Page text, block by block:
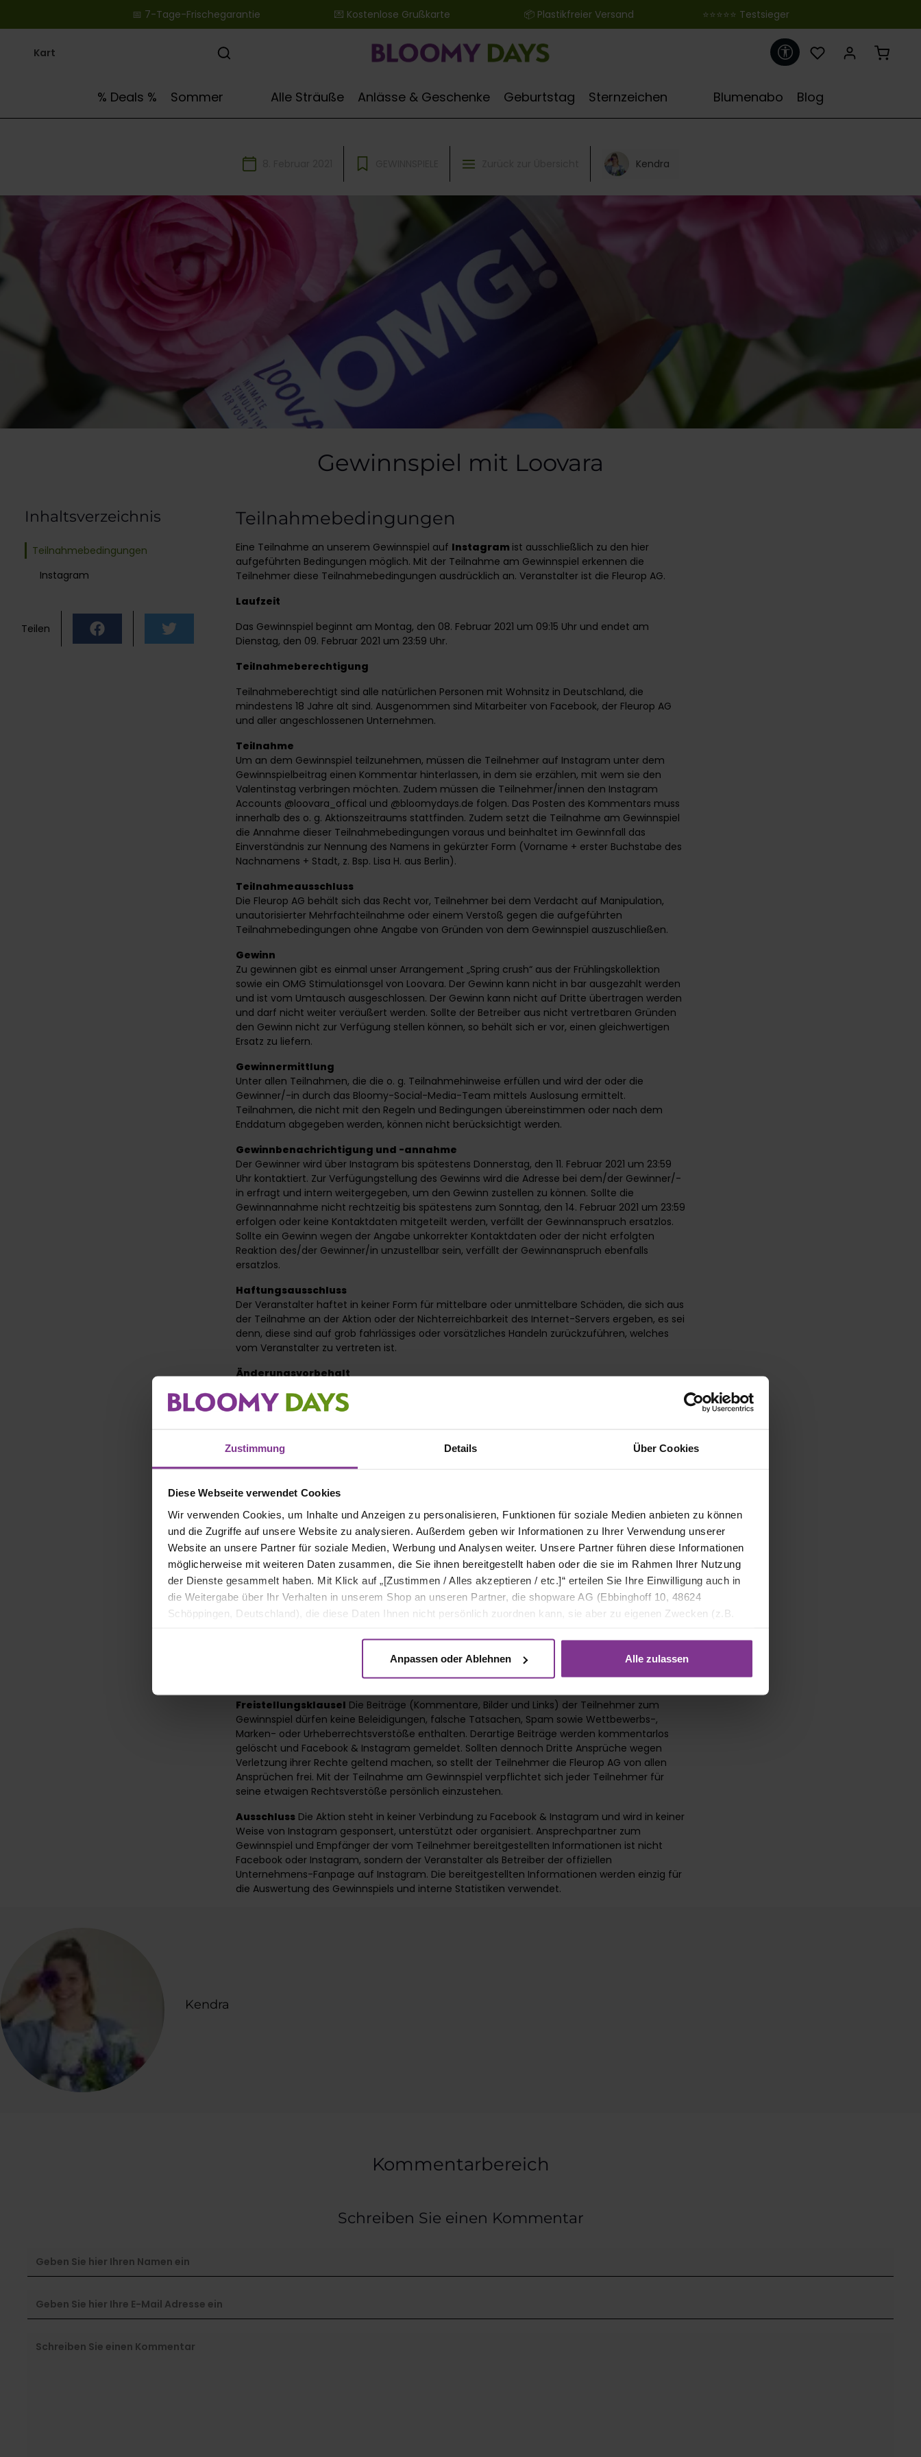
Zustimmung Details Über Cookies
Diese Webseite verwendet Cookies
Wir verwenden Cookies, um Inhalte und Anzeigen zu personalisieren, Funktionen für soziale Medien anbieten zu können
und die Zugriffe auf unsere Website zu analysieren. Außerdem geben wir Informationen zu Ihrer Verwendung unserer
Website an unsere Partner für soziale Medien, Werbung und Analysen weiter. Unsere Partner führen diese Informationen
möglicherweise mit weiteren Daten zusammen, die Sie ihnen bereitgestellt haben oder die sie im Rahmen Ihrer Nutzung
der Dienste gesammelt haben. Mit Klick auf „[Zustimmen / Alles akzeptieren / etc.]“ erteilen Sie Ihre Einwilligung auch in
die Weitergabe über Ihr Verhalten in unserem Shop an unseren Partner, die shopware AG (Ebbinghoff 10, 48624
Schöppingen, Deutschland), die diese Daten Ihnen nicht persönlich zuordnen kann, sie aber zu eigenen Zwecken (z.B.
Anpassen oder Ablehnen Alle zulassen
Zur Hauptnavigation springen
📅 7-Tage-Frischegarantie ‎ ‎ ‎ ‎ ‎ ‎ ‎ ‎ ‎ ‎ ‎ ‎ ‎ ‎ ‎ ‎ ‎ ‎ ‎ ‎ ‎ ‎ ‎ ‎ ‎ ‎ 💌 Kostenlose Grußkarte ‎ ‎ ‎ ‎ ‎ ‎ ‎ ‎ ‎ ‎ ‎ ‎ ‎ ‎ ‎ ‎ ‎ ‎ ‎ ‎ ‎ ‎ ‎ ‎ ‎ ‎ 📦 Plastikfreier Versand ‎ ‎ ‎ ‎ ‎ ‎ ‎ ‎ ‎ ‎ ‎ ‎ ‎ ‎ ‎ ‎ ‎ ‎ ‎ ‎ ‎ ‎ ‎ ‎ ‎⭐⭐⭐⭐⭐ Testsieger
Werkzeugleiste anzeigen
% Deals % Sommer Alle Sträuße Anlässe & Geschenke Geburtstag Sternzeichen Blumenabo Blog
Kendra
Gewinnspiel mit Loovara
Inhaltsverzeichnis
Teilnahmebedingungen
Instagram
Teilen
Teilnahmebedingungen
Eine Teilnahme an unserem Gewinnspiel auf Instagram ist ausschließlich zu den hier
aufgeführten Bedingungen möglich. Mit der Teilnahme am Gewinnspiel erkennen die
Teilnehmer diese Teilnahmebedingungen ausdrücklich an. Veranstalter ist die Fleurop AG.
Laufzeit
Das Gewinnspiel beginnt am Montag, den 08. Februar 2021 um 09:15 Uhr und endet am
Dienstag, den 09. Februar 2021 um 23:59 Uhr.
Teilnahmeberechtigung
Teilnahmeberechtigt sind alle natürlichen Personen mit Wohnsitz in Deutschland, die
mindestens 18 Jahre alt sind. Ausgenommen sind Mitarbeiter von Facebook, der Fleurop AG
und aller angeschlossenen Unternehmen.
Teilnahme
Um an dem Gewinnspiel teilzunehmen, müssen die Teilnehmer auf Instagram unter dem
Gewinnspielbeitrag einen Kommentar hinterlassen, in dem sie erzählen, mit wem sie den
Valentinstag verbringen möchten. Zudem müssen die Teilnehmer/innen den Instagram
Accounts @loovara_offical und @bloomydays.de folgen. Das Posten des Kommentars muss
innerhalb des o. g. Aktionszeitraums stattfinden. Zudem setzt die Teilnahme am Gewinnspiel
die Annahme dieser Teilnahmebedingungen voraus und beinhaltet im Gewinnfall das
Einverständnis zur Nennung des Namens in gekürzter Form (Vorname + erster Buchstabe des
Nachnamens + Stadt, z. Bsp. Lisa H. aus Berlin).
Teilnahmeausschluss
Die Fleurop AG behält sich das Recht vor, Teilnehmer bei dem Verdacht auf Manipulation,
unautorisierter Mehrfachteilnahme oder einem Verstoß gegen die aufgeführten
Teilnahmebedingungen ohne Angabe von Gründen von dem Gewinnspiel auszuschließen.
Gewinn
Zu gewinnen gibt es einmal unser Arrangement „Spring crush“ aus der Frühlingskollektion
sowie ein OMG Stimulationsgel von Loovara. Der Gewinn kann nicht in bar ausgezahlt werden
und ist vom Umtausch ausgeschlossen. Der Gewinn kann nicht auf Dritte übertragen werden
und darf nicht weiter veräußert werden. Sollte der Betreiber aus nicht vertretbaren Gründen
den Gewinn nicht zur Verfügung stellen können, so behält sich er vor, einen gleichwertigen
Ersatz zu liefern.
Gewinnermittlung
Unter allen Teilnahmen, die die o. g. Teilnahmehinweise erfüllen und wird der oder die
Gewinner/-in durch das Bloomy-Social-Media-Team mittels Auslosung ermittelt.
Teilnahmen, die nicht mit den Regeln und Bedingungen übereinstimmen oder nach dem
Enddatum abgegeben werden, können nicht berücksichtigt werden.
Gewinnbenachrichtigung und -annahme
Der Gewinner wird über Instagram bis spätestens Donnerstag, den 11. Februar 2021 um 23:59
Uhr kontaktiert. Zur Verfügungstellung des Gewinns wird die Adresse bei dem/der Gewinner/-
in erfragt und intern weitergegeben, um den Gewinn zustellen zu können. Sollte die
Gewinnannahme nicht rechtzeitig bis spätestens zum Sonntag, den 14. Februar 2021 um 23:59
erfolgen oder keine Kontaktdaten mitgeteilt werden, verfällt der Gewinnanspruch ersatzlos.
Sollte ein Gewinn wegen der Angabe unkorrekter Kontaktdaten oder der nicht erfolgten
Reaktion des/der Gewinner/in unzustellbar sein, verfällt der Gewinnanspruch ebenfalls
ersatzlos.
Haftungsausschluss
Der Veranstalter haftet in keiner Form für mittelbare oder unmittelbare Schäden, die sich aus
der Teilnahme an der Aktion oder der Nichterreichbarkeit des Internet-Servers ergeben, es sei
denn, diese sind auf grob fahrlässiges oder vorsätzliches Handeln zurückzuführen, welches
vom Veranstalter zu vertreten ist.
Änderungsvorbehalt
und ohne Angabe von Gründen zu ändern, anzupassen oder zu beenden.
Der korrekte Umgang mit personenbezogenen Daten hat für die Fleurop AG eine hohe
Priorität. Daher messen wir dem Datenschutz eine große Bedeutung bei. Die Erhebung,
Verarbeitung (umfasst die Speicherung, Veränderung, Übermittlung, Sperrung und Löschung)
datenschutzrechtlichen Vorschriften. Soweit im Rahmen der Aktion personenbezogene
Daten von Teilnehmern erfasst werden, werden diese vom Veranstalter ausschließlich zum
Zwecke der Durchführung der Aktion erhoben, verarbeitet und genutzt. Die ausführliche
Datenschutzerklärung der Fleurop AG, über die der Gewinn bezogen wird, ist online
einsehbar:
www.fleurop.de/datenschutz
Ausschluss des RechtswegesDer Rechtsweg ist ausgeschlossen.
Sonstiges
Sollten einzelne Bestimmungen dieser Teilnahmebedingungen unwirksam sein
nicht berührt. An ihre Stelle tritt eine angemessene Regelung, die dem Zweck der
Freistellungsklausel Die Beiträge (Kommentare, Bilder und Links) der Teilnehmer zum
Gewinnspiel dürfen keine Beleidigungen, falsche Tatsachen, Spam sowie Wettbewerbs-,
Marken- oder Urheberrechtsverstöße enthalten. Derartige Beiträge werden kommentarlos
gelöscht und Facebook & Instagram gemeldet. Sollten dennoch Dritte Ansprüche wegen
Verletzung ihrer Rechte geltend machen, so stellt der Teilnehmer die Fleurop AG von allen
Ansprüchen frei. Mit der Teilnahme am Gewinnspiel verpflichtet sich jeder Teilnehmer für
seine etwaigen Rechtsverstöße persönlich einzustehen.
AusschlussDie Aktion steht in keiner Verbindung zu Facebook & Instagram und wird in keiner
Weise von Instagram gesponsert, unterstützt oder organisiert. Ansprechpartner zum
Gewinnspiel und Empfänger der vom Teilnehmer bereitgestellten Informationen ist nicht
Facebook oder Instagram, sondern der Veranstalter als Betreiber der offiziellen
Unternehmens-Fanpage auf Instagram. Die bereitgestellten Informationen werden einzig für
die Auswertung des Gewinnspiels und interne Statistiken verwendet.
Kendra
Kommentarbereich
Schreiben Sie einen Kommentar